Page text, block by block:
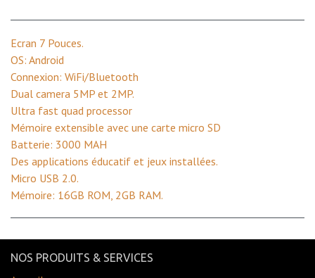
Ecran 7 Pouces.
OS: Android
Connexion: WiFi/Bluetooth
Dual camera 5MP et 2MP.
Ultra fast quad processor
Mémoire extensible avec une carte micro SD
Batterie: 3000 MAH
Des applications éducatif et jeux installées.
Micro USB 2.0.
Mémoire: 16GB ROM, 2GB RAM.
NOS PRODUITS & SERVICES